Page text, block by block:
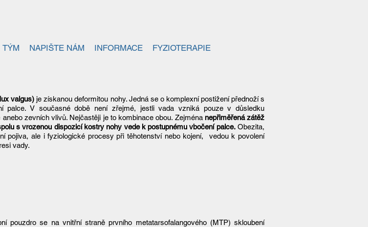
TÝM NAPIŠTE NÁM INFORMACE FYZIOTERAPIE
valgus) je získanou deformitou nohy. Jedná se o komplexní postižení přednoží s
palce. V současné době není zřejmé, jestli vada vzniká pouze v důsledku
zevních vlivů. Nejčastěji je to kombinace obou. Zejména nepřiměřená zátěž
s vrozenou dispozicí kostry nohy vede k postupnému vbočení palce.Obezita,
pojiva, ale i fyziologické procesy při těhotenství nebo kojení, vedou k povolení
vady.
pouzdro se na vnitřní straně prvního metatarsofalangového (MTP) skloubení